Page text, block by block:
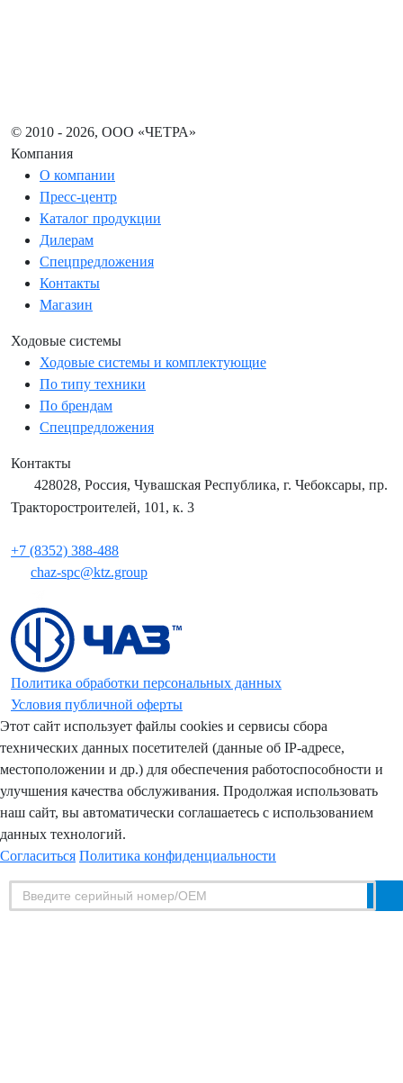
© 2010 - 2026, ООО «ЧЕТРА»
Компания
О компании
Пресс-центр
Каталог продукции
Дилерам
Спецпредложения
Контакты
Магазин
Ходовые системы
Ходовые системы и комплектующие
По типу техники
По брендам
Спецпредложения
Контакты
428028, Россия, Чувашская Республика, г. Чебоксары, пр.
Тракторостроителей, 101, к. 3
+7 (8352) 388-488
chaz-spc@ktz.group
Политика обработки персональных данных
Условия публичной оферты
Этот сайт использует файлы cookies и сервисы сбора
технических данных посетителей (данные об IP-адресе,
местоположении и др.) для обеспечения работоспособности и
улучшения качества обслуживания. Продолжая использовать
наш сайт, вы автоматически соглашаетесь с использованием
данных технологий.
Согласиться Политика конфиденциальности